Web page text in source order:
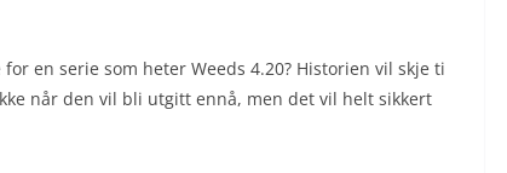
en serie som heter Weeds 4.20? Historien vil skje ti
når den vil bli utgitt ennå, men det vil helt sikkert